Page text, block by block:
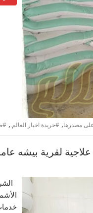
مصدرها, #حريدة اخبار العالم.,
لقرية بيشه